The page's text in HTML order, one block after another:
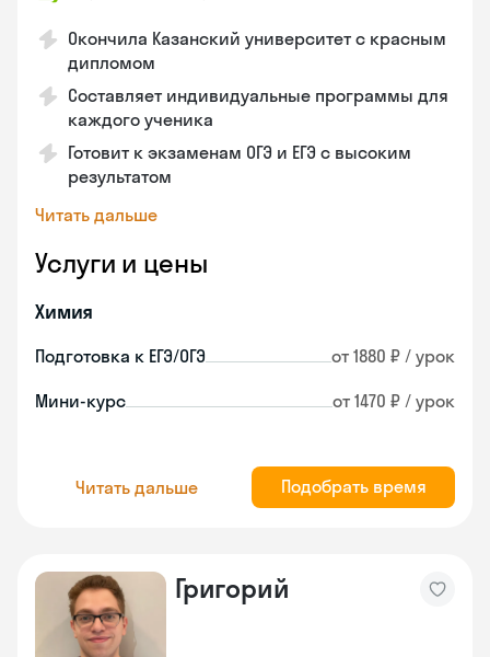
Окончила Казанский университет с красным
дипломом
Составляет индивидуальные программы для
каждого ученика
Готовит к экзаменам ОГЭ и ЕГЭ с высоким
результатом
Читать дальше
Услуги и цены
Химия
Подготовка к ЕГЭ/ОГЭ от 1880 ₽ / урок
Мини-курс от 1470 ₽ / урок
Читать дальше Подобрать время
Григорий